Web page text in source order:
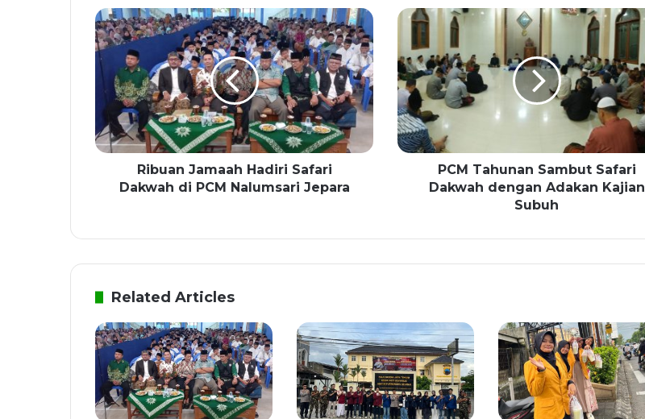
Ribuan Jamaah Hadiri Safari
Dakwah di PCM Nalumsari Jepara
PCM Tahunan Sambut Safari
Dakwah dengan Adakan Kajian
Subuh
Related Articles